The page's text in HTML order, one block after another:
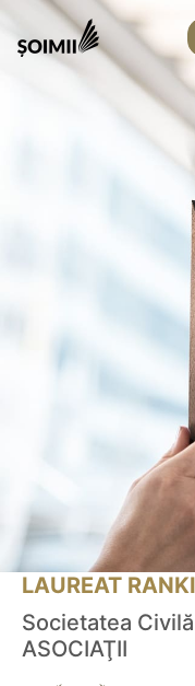
LAUREAT
Societatea
ASOCIAŢII